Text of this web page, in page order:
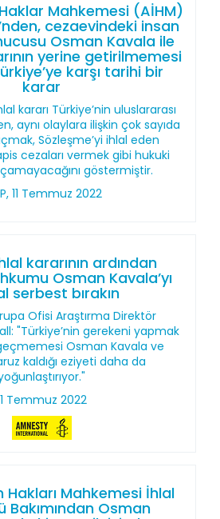
Mahkemesi (AİHM)
cezaevindeki insan
Osman Kavala ile
yerine getirilmemesi
karşı tarihi bir
karar
kararı Türkiye’nin uluslararası
aynı olaylara ilişkin çok sayıda
Sözleşme’yi ihlal eden
cezaları vermek gibi hukuki
göstermiştir.
11 Temmuz 2022
kararının ardından
Osman Kavala’yı
serbest bırakın
Ofisi Araştırma Direktör
"Türkiye’nin gerekeni yapmak
Osman Kavala ve
kaldığı eziyeti daha da
Temmuz 2022
Mahkemesi İhlal
Bakımından Osman